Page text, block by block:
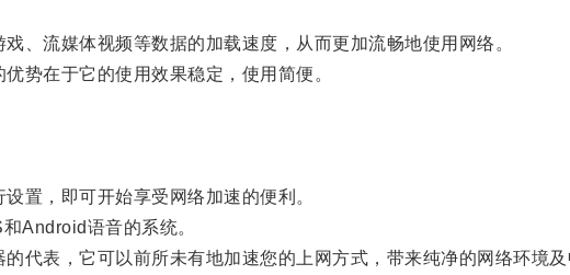
流媒体视频等数据的加载速度，从而更加流畅地使用网络。
在于它的使用效果稳定，使用简便。
，即可开始享受网络加速的便利。
Android语音的系统。
表，它可以前所未有地加速您的上网方式，带来纯净的网络环境及